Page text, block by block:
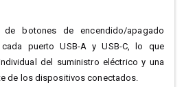
botones de encendido/apagado
puerto USB-A y USB-C, lo que
del suministro eléctrico y una
de los dispositivos conectados.